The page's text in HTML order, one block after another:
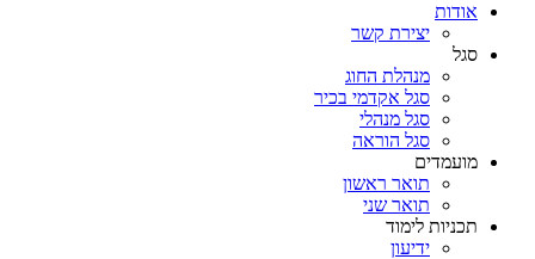
אודות
יצירת קשר
סגל
מנהלת החוג
סגל אקדמי בכיר
סגל מנהלי
סגל הוראה
מועמדים
תואר ראשון
תואר שני
תכניות לימוד
ידיעון